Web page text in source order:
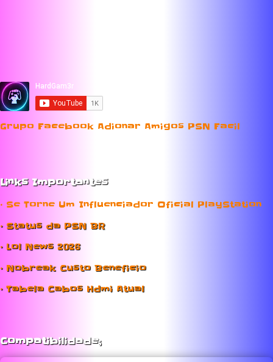
Grupo Facebook Adionar Amigos PSN Facil
Links Importantes
• Se Torne Um Influenciador Oficial PlayStation
• Status da PSN BR
• Lol News 2026
• Nobreak Custo Beneficio
• Tabela Cabos Hdmi Atual
Compatibilidade;